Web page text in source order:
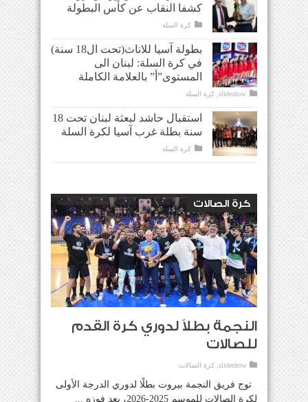
كشفا النقاب عن كأس البطولة
كرة السلة
بطولة آسيا للاناث(تحت ال18 سنة)
في كرة السلة: لبنان الى
المستوى”أ” بالعلامة الكاملة
slideshow كرة السلة
استقبال حاشد لبعثة لبنان تحت 18
سنة بطلة غرب آسيا لكرة السلة
كرة السلة
كرة الصالات
النجمة بطلاً لدوري كرة القدم
للصالات
slideshow كرة الصالات
توج فريق النجمة بيروت بطلًا لدوري الدرجة الأولى
لكرة الصالات للموسم 2025-2026، بعد فوزه ...